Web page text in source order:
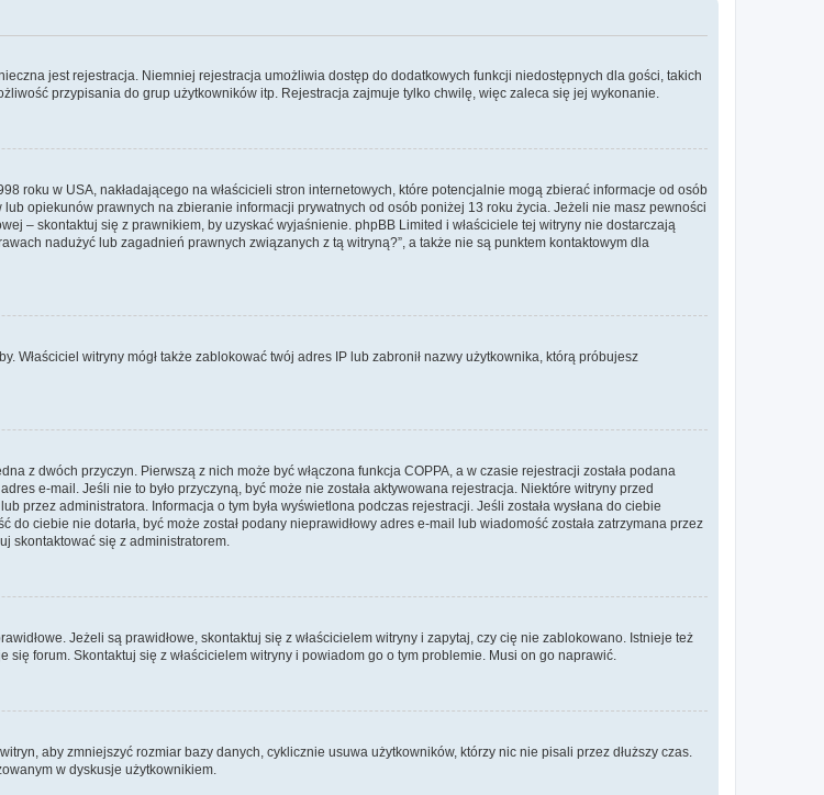
jest rejestracja. Niemniej rejestracja umożliwia dostęp do dodatkowych funkcji niedostępnych dla gości, takich
przypisania do grup użytkowników itp. Rejestracja zajmuje tylko chwilę, więc zaleca się jej wykonanie.
roku w USA, nakładającego na właścicieli stron internetowych, które potencjalnie mogą zbierać informacje od osób
opiekunów prawnych na zbieranie informacji prywatnych od osób poniżej 13 roku życia. Jeżeli nie masz pewności
– skontaktuj się z prawnikiem, by uzyskać wyjaśnienie. phpBB Limited i właściciele tej witryny nie dostarczają
nadużyć lub zagadnień prawnych związanych z tą witryną?”, a także nie są punktem kontaktowym dla
Właściciel witryny mógł także zablokować twój adres IP lub zabronił nazwy użytkownika, którą próbujesz
z dwóch przyczyn. Pierwszą z nich może być włączona funkcja COPPA, a w czasie rejestracji została podana
e-mail. Jeśli nie to było przyczyną, być może nie została aktywowana rejestracja. Niektóre witryny przed
administratora. Informacja o tym była wyświetlona podczas rejestracji. Jeśli została wysłana do ciebie
ciebie nie dotarła, być może został podany nieprawidłowy adres e-mail lub wiadomość została zatrzymana przez
skontaktować się z administratorem.
Jeżeli są prawidłowe, skontaktuj się z właścicielem witryny i zapytaj, czy cię nie zablokowano. Istnieje też
forum. Skontaktuj się z właścicielem witryny i powiadom go o tym problemie. Musi on go naprawić.
aby zmniejszyć rozmiar bazy danych, cyklicznie usuwa użytkowników, którzy nic nie pisali przez dłuższy czas.
w dyskusje użytkownikiem.